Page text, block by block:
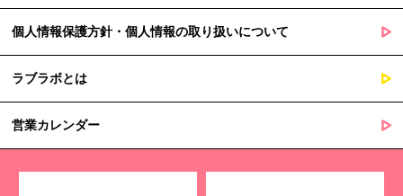
個人情報保護方針・個人情報の取り扱いについて
ラブラボとは
営業カレンダー